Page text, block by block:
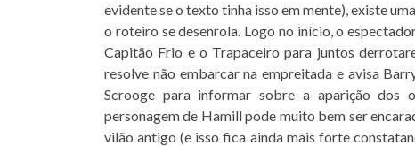
evidente se o texto tinha isso em mente), existe
o roteiro se desenrola. Logo no início, o
Capitão Frio e o Trapaceiro para juntos
resolve não embarcar na empreitada e avisa
Scrooge para informar sobre a aparição dos
personagem de Hamill pode muito bem ser
vilão antigo (e isso fica ainda mais forte